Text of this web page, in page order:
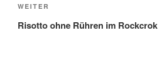
Nächster
Beitrag
WEITER
Risotto ohne Rühren im Rockcrok